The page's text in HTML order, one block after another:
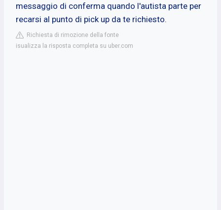
messaggio di conferma quando l'autista parte per
recarsi al punto di pick up da te richiesto.
Richiesta di rimozione della fonte
isualizza la risposta completa su uber.com